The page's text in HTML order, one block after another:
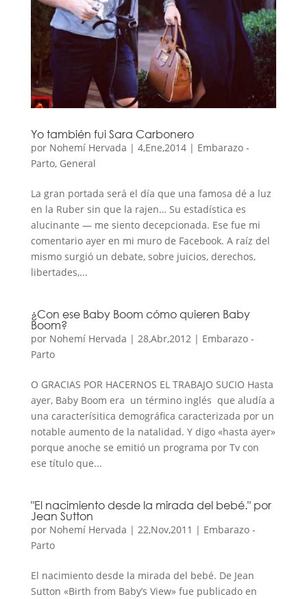
Yo también fui Sara Carbonero
por Nohemí Hervada | 4,Ene,2014| Embarazo -
Parto, General
La gran portada será el día que una famosa dé a luz
en la Ruber sin que la rajen… Su estadística es
alucinante — me siento decepcionada. Ese fue mi
comentario ayer en mi muro de Facebook. A raíz del
mismo surgió un debate, sobre juicios, derechos,
libertades,...
¿Con ese Baby Boom cómo quieren Baby
Boom?
por Nohemí Hervada | 28,Abr,2012 | Embarazo -
Parto
O GRACIAS POR HACERNOS EL TRABAJO SUCIO Hasta
ayer, Baby Boom era un término inglés que aludía a
una caracterísitica demográfica caracterizada por un
notable aumento de la natalidad. Y digo «hasta ayer»
porque anoche se emitió un programa por Tv con
ese título que...
"El nacimiento desde la mirada del bebé." por
Jean Sutton
por Nohemí Hervada | 22,Nov,2011 | Embarazo -
Parto
El nacimiento desde la mirada del bebé. De Jean
Sutton «Birth from Baby’s View» fue publicado en